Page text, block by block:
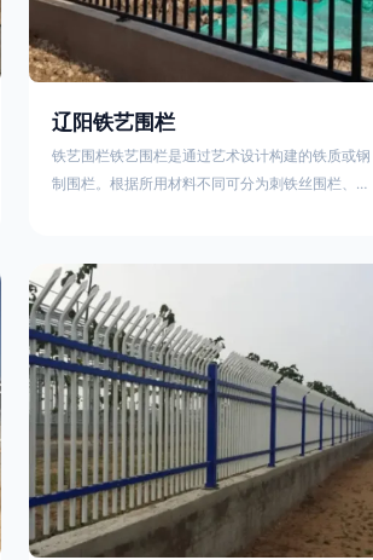
辽阳铁艺围栏
铁艺围栏铁艺围栏是通过艺术设计构建的铁质或钢
制围栏。根据所用材料不同可分为刺铁丝围栏、电
栏、水泥围栏等。铁艺围栏是通过艺术设计构建的
铁质或钢制围栏。根据所用材料不同可分为刺铁丝
围栏、电围栏、木桩围栏、生物围栏、铁丝网围
栏、沟围栏、土墙围栏、石块墙围栏、柳芭围栏、
PVC围栏、水泥围栏等。如果您需要使用铁艺围
栏，建议